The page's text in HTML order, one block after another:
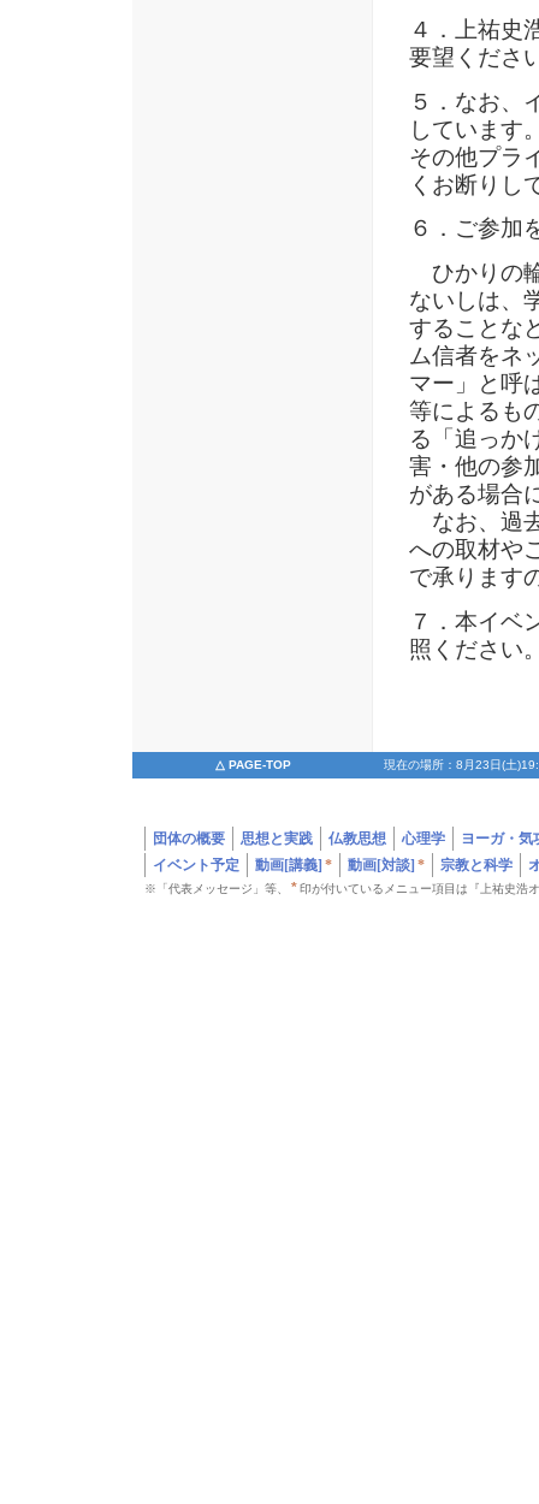
４．上祐史
要望くださ
５．なお、
しています
その他プラ
くお断りし
６．ご参加
ひかりの
ないしは、
することな
ム信者をネ
マー」と呼
等によるも
る「追っか
害・他の参
がある場合
なお、過
への取材や
で承ります
７．本イベ
照ください
△ PAGE-TOP 現在の場所：8月23日(土
団体の概要 思想と実践 仏教思想 心理学
ヨーガ・気
イベント予定
動画[講義] * 動画[対談] * 宗教と科学
※「代表メッセージ」等、 *印が付いているメニュー項目は『上祐史浩